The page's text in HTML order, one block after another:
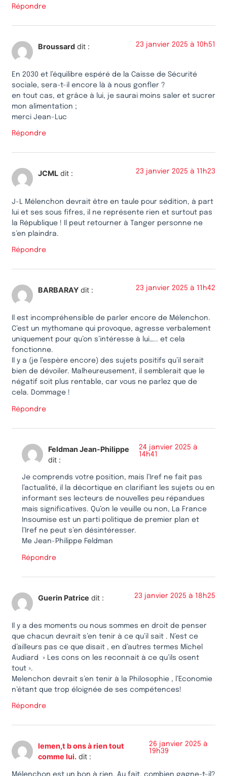
Répondre
Broussard dit : 23 janvier 2025 à 10h51
En 2030 et l’équilibre espéré de la Caisse de Sécurité
sociale, sera-t-il encore là à nous gonfler ?
en tout cas, et grâce à lui, je saurai moins saler et sucrer
mon alimentation ;
merci Jean-Luc
Répondre
JCML dit : 23 janvier 2025 à 11h23
J-L Mélenchon devrait être en taule pour sédition, à part
lui et ses sous fifres, il ne représente rien et surtout pas
la République ! Il peut retourner à Tanger personne ne
s’en plaindra.
Répondre
BARBARAY dit : 23 janvier 2025 à 11h42
Il est incompréhensible de parler encore de Mélenchon.
C’est un mythomane qui provoque, agresse verbalement
uniquement pour qu’on s’intéresse à lui….. et cela
fonctionne.
Il y a (je l’espère encore) des sujets positifs qu’il serait
bien de dévoiler. Malheureusement, il semblerait que le
négatif soit plus rentable, car vous ne parlez que de
cela. Dommage !
Répondre
Feldman Jean-Philippe
dit :
24 janvier 2025 à
14h41
Je comprends votre position, mais l’Iref ne fait pas
l’actualité, il la décortique en clarifiant les sujets ou en
informant ses lecteurs de nouvelles peu répandues
mais significatives. Qu’on le veuille ou non, La France
Insoumise est un parti politique de premier plan et
l’Iref ne peut s’en désintéresser.
Me Jean-Philippe Feldman
Répondre
Guerin Patrice dit : 23 janvier 2025 à 18h25
Il y a des moments ou nous sommes en droit de penser
que chacun devrait s’en tenir à ce qu’il sait . N’est ce
d’ailleurs pas ce que disait , en d’autres termes Michel
Audiard » Les cons on les reconnait à ce qu’ils osent
tout ».
Melenchon devrait s’en tenir à la Philosophie , l’Economie
n’étant que trop éloignée de ses compétences!
Répondre
lemen,t b ons à rien tout
comme lui. dit :
26 janvier 2025 à
19h39
Mélenchon est un bon à rien. Au fait, combien gagne-t-il?